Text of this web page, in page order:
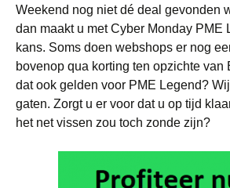
Weekend nog niet dé deal gevonden
dan maakt u met Cyber Monday PME
kans. Soms doen webshops er nog
bovenop qua korting ten opzichte van
dat ook gelden voor PME Legend?
gaten. Zorgt u er voor dat u op tijd
het net vissen zou toch zonde zijn?